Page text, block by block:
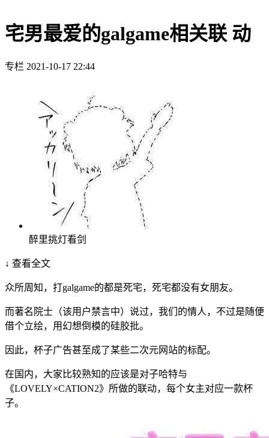
宅男最爱的galgame相关联 动
专栏 2021-10-17 22:44
醉里挑灯看剑
↓ 查看全文
众所周知，打galgame的都是死宅，死宅都没有女朋友。
而著名院士（该用户禁言中）说过，我们的情人，不过是随便
借个立绘，用幻想倒模的硅胶批。
因此，杯子广告甚至成了某些二次元网站的标配。
在国内，大家比较熟知的应该是对子哈特与
《LOVELY×CATION2》所做的联动，每个女主对应一款杯
子。